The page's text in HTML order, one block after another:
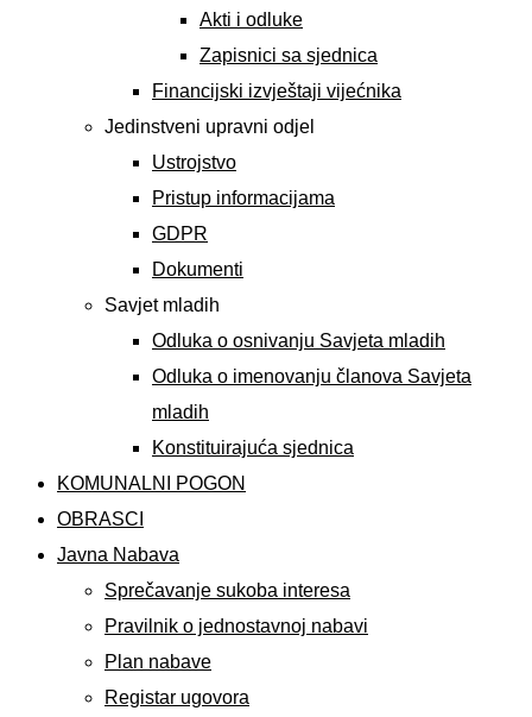
Akti i odluke
Zapisnici sa sjednica
Financijski izvještaji vijećnika
Jedinstveni upravni odjel
Ustrojstvo
Pristup informacijama
GDPR
Dokumenti
Savjet mladih
Odluka o osnivanju Savjeta mladih
Odluka o imenovanju članova Savjeta
mladih
Konstituirajuća sjednica
KOMUNALNI POGON
OBRASCI
Javna Nabava
Sprečavanje sukoba interesa
Pravilnik o jednostavnoj nabavi
Plan nabave
Registar ugovora